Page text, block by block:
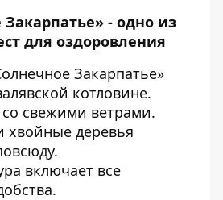
- одно из
для оздоровления
Закарпатье»
котловине.
свежими ветрами.
хвойные деревья
включает все